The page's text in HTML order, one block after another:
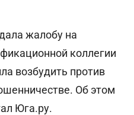
жалобу на
коллегии
возбудить против
Об этом
Юга.ру.